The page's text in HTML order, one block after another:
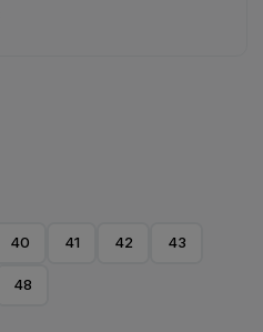
40 41 42 43
48